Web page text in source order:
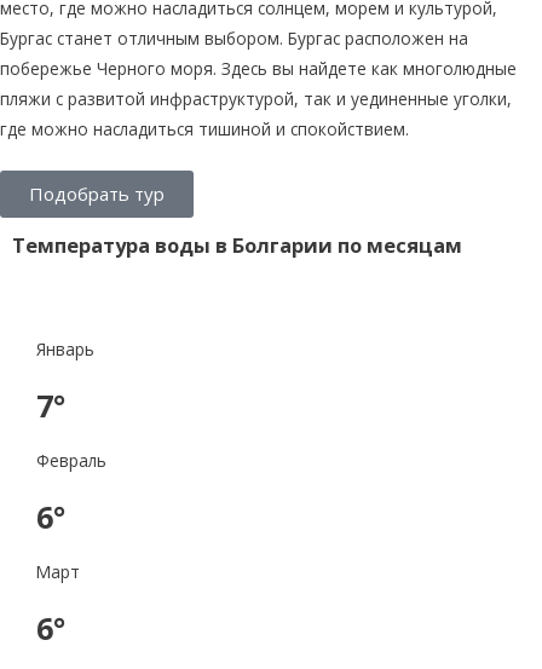
место, где можно насладиться солнцем, морем и культурой,
Бургас станет отличным выбором. Бургас расположен на
побережье Черного моря. Здесь вы найдете как многолюдные
пляжи с развитой инфраструктурой, так и уединенные уголки,
где можно насладиться тишиной и спокойствием.
Подобрать тур
Температура воды в Болгарии по месяцам
Январь
7°
Февраль
6°
Март
6°